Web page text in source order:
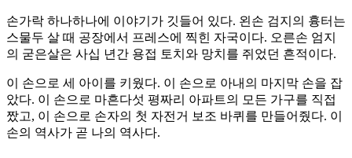
손가락 하나하나에 이야기가 깃들어 있다. 왼손 검지의 흉터는
스물두 살 때 공장에서 프레스에 찍힌 자국이다. 오른손 엄지
의 굳은살은 사십 년간 용접 토치와 망치를 쥐었던 흔적이다.
이 손으로 세 아이를 키웠다. 이 손으로 아내의 마지막 손을 잡
았다. 이 손으로 마흔다섯 평짜리 아파트의 모든 가구를 직접
짰고, 이 손으로 손자의 첫 자전거 보조 바퀴를 만들어줬다. 이
손의 역사가 곧 나의 역사다.